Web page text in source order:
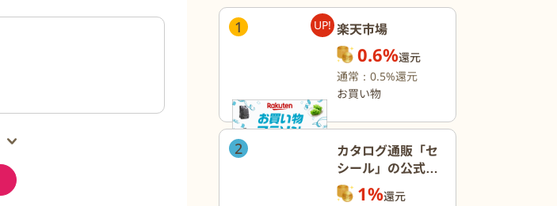
1 UP! 楽天市場
0.6%還元
通常：0.5%還元
お買い物
2
カタログ通販「セ
シール」の公式オ
ンラインショップ
1%還元